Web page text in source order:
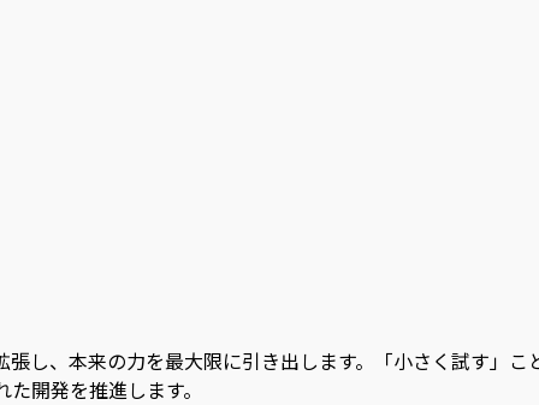
し、本来の力を最大限に引き出します。「小さく試す」
開発を推進します。